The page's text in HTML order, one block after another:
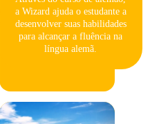
a Wizard ajuda o estudante a
desenvolver suas habilidades
para alcançar a fluência na
língua alemã.